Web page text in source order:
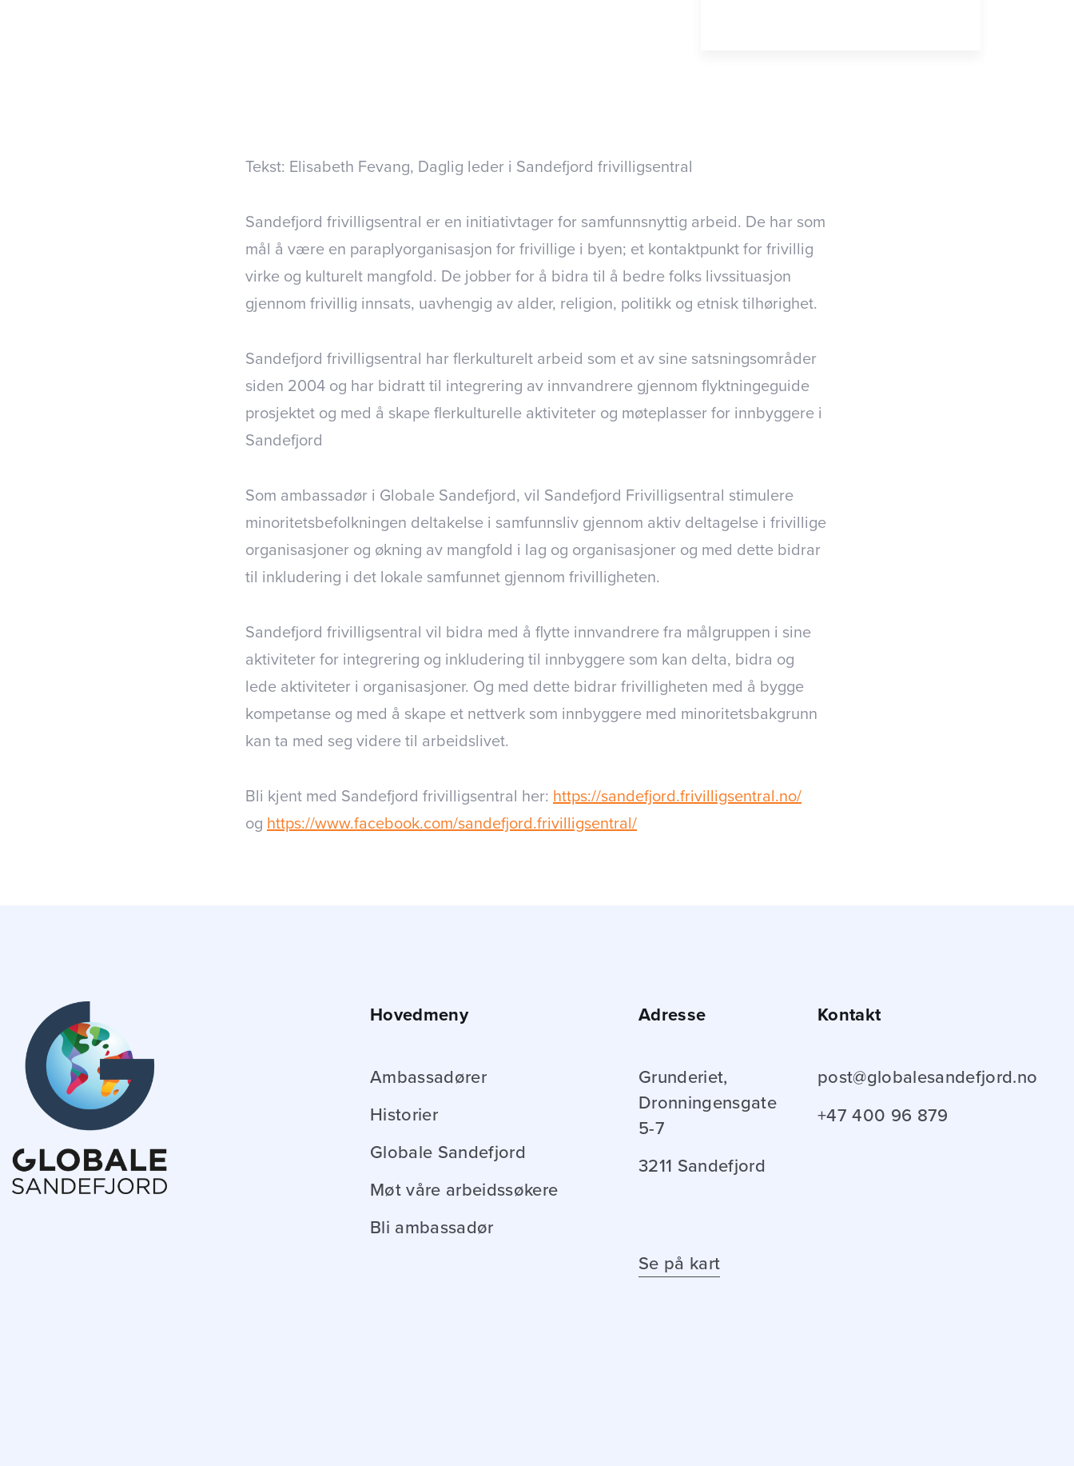
Tekst: Elisabeth Fevang, Daglig leder i Sandefjord frivilligsentral
Sandefjord frivilligsentral er en initiativtager for samfunnsnyttig arbeid. De har som
mål å være en paraplyorganisasjon for frivillige i byen; et kontaktpunkt for frivillig
virke og kulturelt mangfold. De jobber for å bidra til å bedre folks livssituasjon
gjennom frivillig innsats, uavhengig av alder, religion, politikk og etnisk tilhørighet.
Sandefjord frivilligsentral har flerkulturelt arbeid som et av sine satsningsområder
siden 2004 og har bidratt til integrering av innvandrere gjennom flyktningeguide
prosjektet og med å skape flerkulturelle aktiviteter og møteplasser for innbyggere i
Sandefjord
Som ambassadør i Globale Sandefjord, vil Sandefjord Frivilligsentral stimulere
minoritetsbefolkningen deltakelse i samfunnsliv gjennom aktiv deltagelse i frivillige
organisasjoner og økning av mangfold i lag og organisasjoner og med dette bidrar
til inkludering i det lokale samfunnet gjennom frivilligheten.
Sandefjord frivilligsentral vil bidra med å flytte innvandrere fra målgruppen i sine
aktiviteter for integrering og inkludering til innbyggere som kan delta, bidra og
lede aktiviteter i organisasjoner. Og med dette bidrar frivilligheten med å bygge
kompetanse og med å skape et nettverk som innbyggere med minoritetsbakgrunn
kan ta med seg videre til arbeidslivet.
Bli kjent med Sandefjord frivilligsentral her: https://sandefjord.frivilligsentral.no/
og https://www.facebook.com/sandefjord.frivilligsentral/
Hovedmeny
Ambassadører
Historier
Globale Sandefjord
Møt våre arbeidssøkere
Bli ambassadør
Adresse
Grunderiet,
Dronningensgate
5-7
3211 Sandefjord
Se på kart
Kontakt
post@globalesandefjord.no
+47 400 96 879